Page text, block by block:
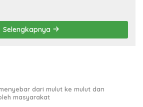
Selengkapnya
dari mulut ke mulut dan
masyarakat